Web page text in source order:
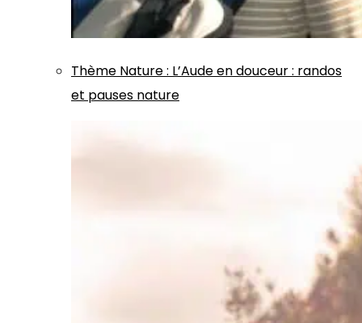
Thème Nature: L’Aude en douceur : randos
et pauses nature